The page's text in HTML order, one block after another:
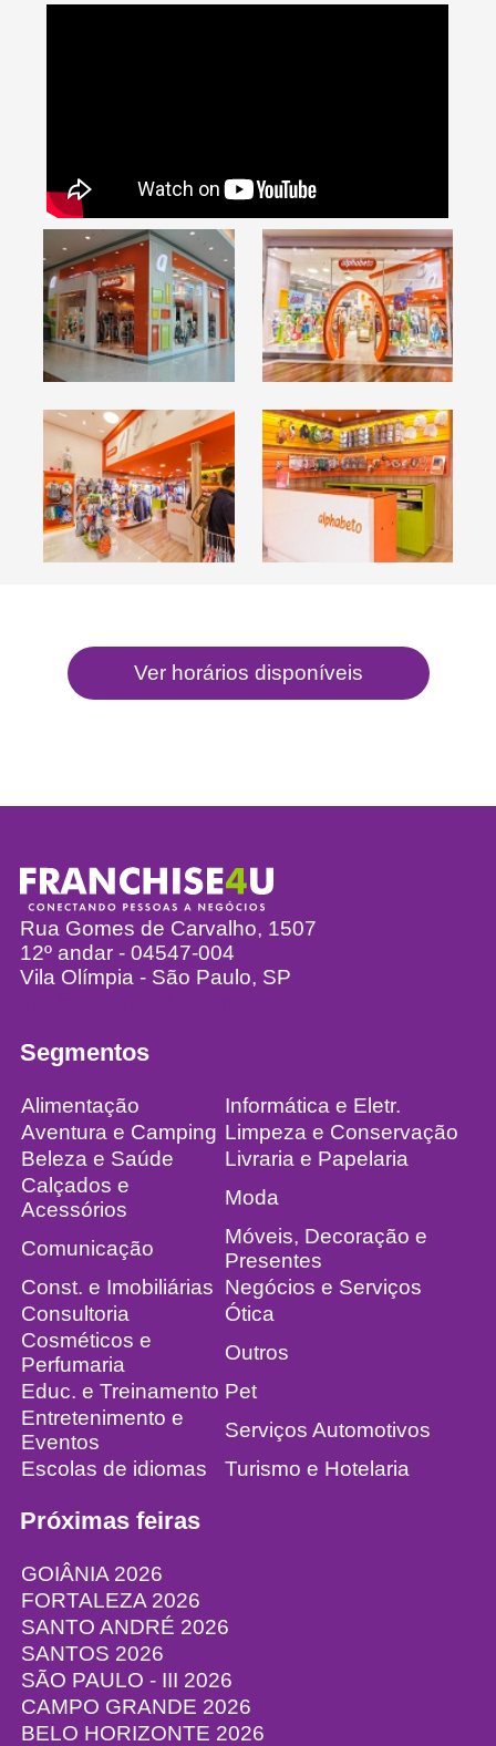
Rua Gomes de Carvalho, 1507
12º andar - 04547-004
Vila Olímpia - São Paulo, SP
Segmentos
Alimentação
Informática e Eletr.
Aventura e Camping Limpeza e Conservação
Beleza e Saúde
Livraria e Papelaria
Calçados e
Acessórios
Moda
Comunicação
Móveis, Decoração e
Presentes
Const. e Imobiliárias Negócios e Serviços
Consultoria
Ótica
Cosméticos e
Perfumaria
Outros
Educ. e Treinamento Pet
Entretenimento e
Eventos
Serviços Automotivos
Escolas de idiomas
Turismo e Hotelaria
Próximas feiras
GOIÂNIA 2026
FORTALEZA 2026
SANTO ANDRÉ 2026
SANTOS 2026
SÃO PAULO - III 2026
CAMPO GRANDE 2026
BELO HORIZONTE 2026